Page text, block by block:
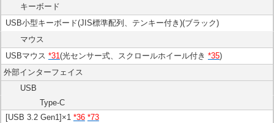
キーボード
USB小型キーボード(JIS標準配列、テンキー付き)(ブラック)
マウス
USBマウス *31(光センサー式、スクロールホイール付き *35)
外部インターフェイス
USB
Type-C
[USB 3.2 Gen1]×1 *36 *73